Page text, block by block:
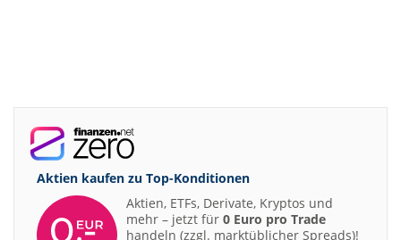
Aktien kaufen zu Top-Konditionen
Aktien, ETFs, Derivate, Kryptos und
mehr – jetzt für 0 Euro pro Trade
handeln (zzgl. marktüblicher Spreads)!